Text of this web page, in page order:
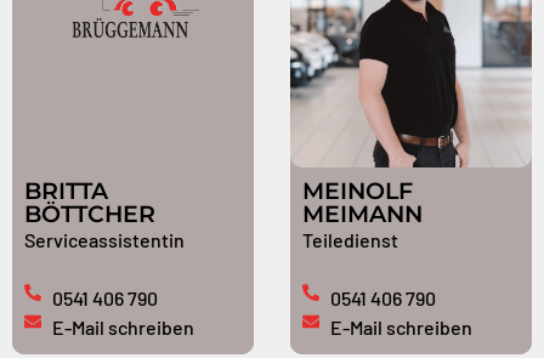
BRITTA
BÖTTCHER
Serviceassistentin
0541 406 790
E-Mail schreiben
MEINOLF
MEIMANN
Teiledienst
0541 406 790
E-Mail schreiben